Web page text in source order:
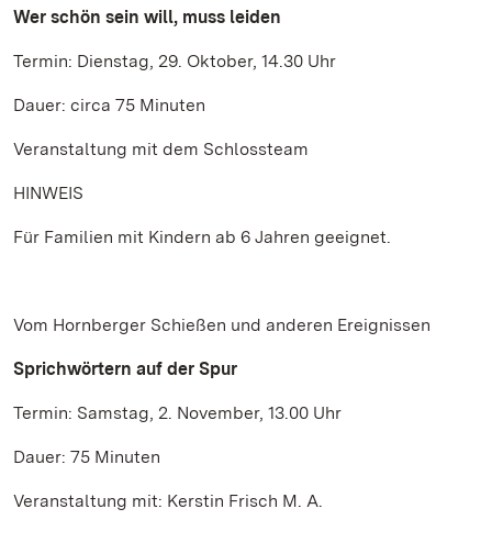
Wer schön sein will, muss leiden
Termin: Dienstag, 29. Oktober, 14.30 Uhr
Dauer: circa 75 Minuten
Veranstaltung mit dem Schlossteam
HINWEIS
Für Familien mit Kindern ab 6 Jahren geeignet.
Vom Hornberger Schießen und anderen Ereignissen
Sprichwörtern auf der Spur
Termin: Samstag, 2. November, 13.00 Uhr
Dauer: 75 Minuten
Veranstaltung mit: Kerstin Frisch M. A.